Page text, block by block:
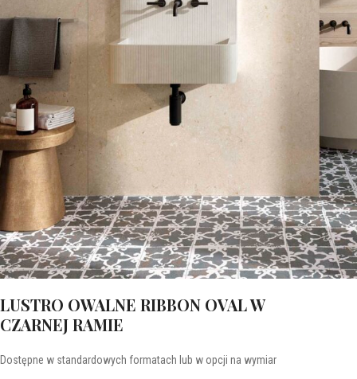
LUSTRO OWALNE RIBBON OVAL W
CZARNEJ RAMIE
Dostępne w standardowych formatach lub w opcji na wymiar